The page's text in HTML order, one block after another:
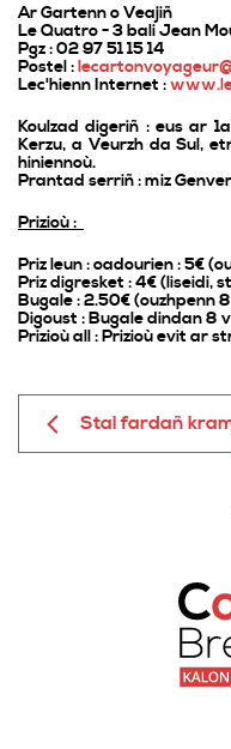
Ar Gartenn o Veajiñ
Le Quatro - 3 bali Jean
Pgz : 02 97 51 15 14
Postel :
Lec'hienn Internet :
Koulzad digeriñ : eus ar
Kerzu, a Veurzh da Sul,
hiniennoù.
Prantad serriñ : miz
Prizioù :
Priz leun : oadourien : 5€
Priz digresket : 4€ (liseidi,
Bugale : 2.50€ (ouzhpenn
Digoust : Bugale dindan 8
Prizioù all : Prizioù evit ar
Stal fardañ